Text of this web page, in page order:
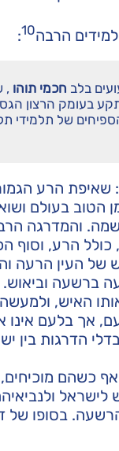
הרבה10
:
בלב חכמי תוהו ,
בעומק הרצון הגס,
של תלמידי
הרע
בעולם
והמדרגה
הרע, וסוף
העין הרעה
ברשעה וביאוש.
האיש,
אך בלעם אינו
הדרגות בין
כשהם
לישראל
בסופו